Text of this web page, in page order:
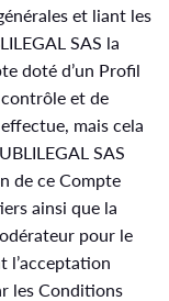
et liant les
SAS la
doté d’un Profil
et de
mais cela
SAS
de ce Compte
ainsi que la
pour le
l’acceptation
les Conditions